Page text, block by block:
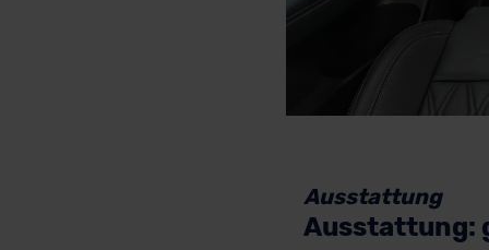
Ausstattung
Ausstattung: